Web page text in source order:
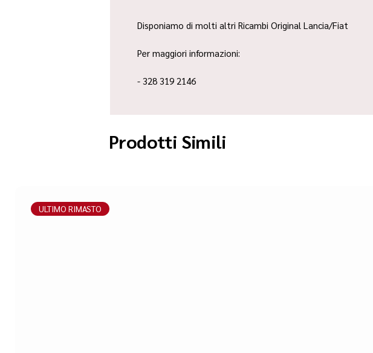
Disponiamo di molti altri Ricambi Original Lancia/Fiat
Per maggiori informazioni:
- 328 319 2146
Prodotti Simili
ULTIMO RIMASTO